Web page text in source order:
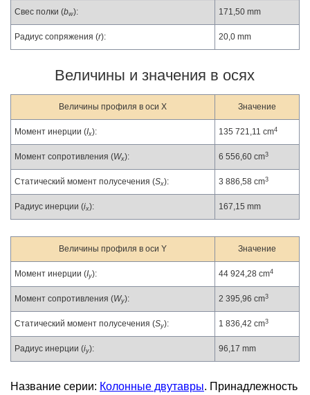
Свес полки (bw): 171,50 mm
Радиус сопряжения (r): 20,0 mm
Величины и значения в осях
Величины профиля в оси X Значение
Момент инерции (Ix): 135 721,11 cm4
Момент сопротивления (Wx): 6 556,60 cm3
Статический момент полусечения (Sx): 3 886,58 cm3
Радиус инерции (ix): 167,15 mm
Величины профиля в оси Y Значение
Момент инерции (Iy): 44 924,28 cm4
Момент сопротивления (Wy): 2 395,96 cm3
Статический момент полусечения (Sy): 1 836,42 cm3
Радиус инерции (iy): 96,17 mm
Название серии: Колонные двутавры. Принадлежность